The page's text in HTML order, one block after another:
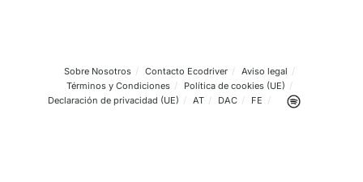
Por lo que no es de extrañar que estos días muchas
haya optado por empezar a hacer esta declaración de